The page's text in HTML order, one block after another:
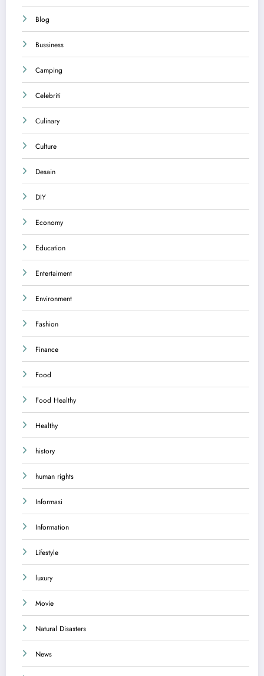
Blog
Bussiness
Camping
Celebriti
Culinary
Culture
Desain
DIY
Economy
Education
Entertaiment
Environment
Fashion
Finance
Food
Food Healthy
Healthy
history
human rights
Informasi
Information
Lifestyle
luxury
Movie
Natural Disasters
News